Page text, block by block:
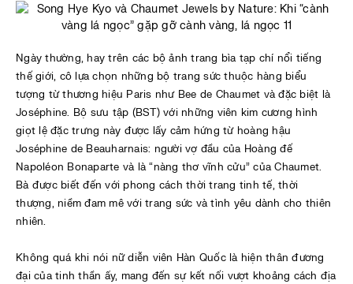
Ngày thường, hay trên các bộ ảnh trang bìa tạp chí nổi tiếng
thế giới, cô lựa chọn những bộ trang sức thuộc hàng biểu
tượng từ thương hiệu Paris như Bee de Chaumet và đặc biệt là
Joséphine. Bộ sưu tập (BST) với những viên kim cương hình
giọt lệ đặc trưng này được lấy cảm hứng từ hoàng hậu
Joséphine de Beauharnais: người vợ đầu của Hoàng đế
Napoléon Bonaparte và là “nàng thơ vĩnh cửu” của Chaumet.
Bà được biết đến với phong cách thời trang tinh tế, thời
thượng, niềm đam mê với trang sức và tình yêu dành cho thiên
nhiên.
Không quá khi nói nữ diễn viên Hàn Quốc là hiện thân đương
đại của tinh thần ấy, mang đến sự kết nối vượt khoảng cách địa